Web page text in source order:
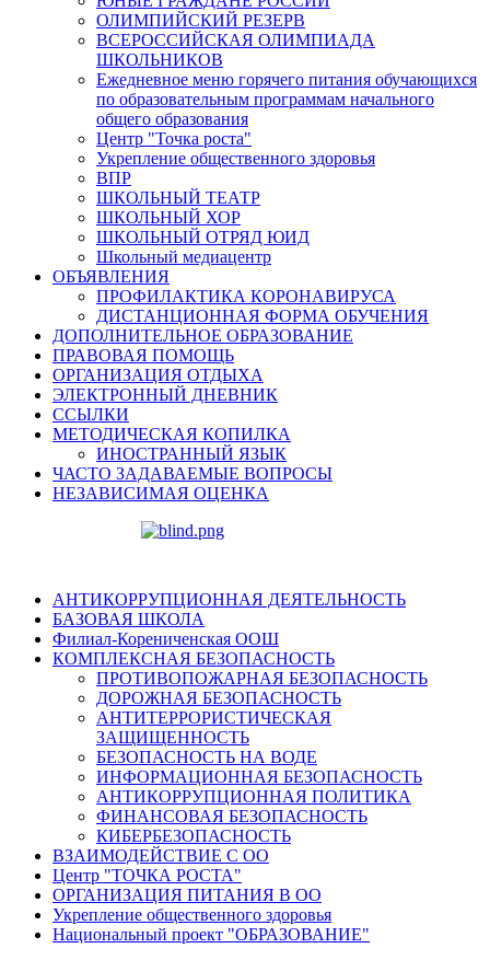
ОЛИМПИЙСКИЙ РЕЗЕРВ
ВСЕРОССИЙСКАЯ ОЛИМПИАДА
ШКОЛЬНИКОВ
Ежедневное меню горячего питания обучающихся
по образовательным программам начального
общего образования
Центр "Точка роста"
Укрепление общественного здоровья
ВПР
ШКОЛЬНЫЙ ТЕАТР
ШКОЛЬНЫЙ ХОР
ШКОЛЬНЫЙ ОТРЯД ЮИД
Школьный медиацентр
ОБЪЯВЛЕНИЯ
ПРОФИЛАКТИКА КОРОНАВИРУСА
ДИСТАНЦИОННАЯ ФОРМА ОБУЧЕНИЯ
ДОПОЛНИТЕЛЬНОЕ ОБРАЗОВАНИЕ
ПРАВОВАЯ ПОМОЩЬ
ОРГАНИЗАЦИЯ ОТДЫХА
ЭЛЕКТРОННЫЙ ДНЕВНИК
ССЫЛКИ
МЕТОДИЧЕСКАЯ КОПИЛКА
ИНОСТРАННЫЙ ЯЗЫК
ЧАСТО ЗАДАВАЕМЫЕ ВОПРОСЫ
НЕЗАВИСИМАЯ ОЦЕНКА
АНТИКОРРУПЦИОННАЯ ДЕЯТЕЛЬНОСТЬ
БАЗОВАЯ ШКОЛА
Филиал-Корениченская ООШ
КОМПЛЕКСНАЯ БЕЗОПАСНОСТЬ
ПРОТИВОПОЖАРНАЯ БЕЗОПАСНОСТЬ
ДОРОЖНАЯ БЕЗОПАСНОСТЬ
АНТИТЕРРОРИСТИЧЕСКАЯ
ЗАЩИЩЕННОСТЬ
БЕЗОПАСНОСТЬ НА ВОДЕ
ИНФОРМАЦИОННАЯ БЕЗОПАСНОСТЬ
АНТИКОРРУПЦИОННАЯ ПОЛИТИКА
ФИНАНСОВАЯ БЕЗОПАСНОСТЬ
КИБЕРБЕЗОПАСНОСТЬ
ВЗАИМОДЕЙСТВИЕ С ОО
Центр "ТОЧКА РОСТА"
ОРГАНИЗАЦИЯ ПИТАНИЯ В ОО
Укрепление общественного здоровья
Национальный проект "ОБРАЗОВАНИЕ"